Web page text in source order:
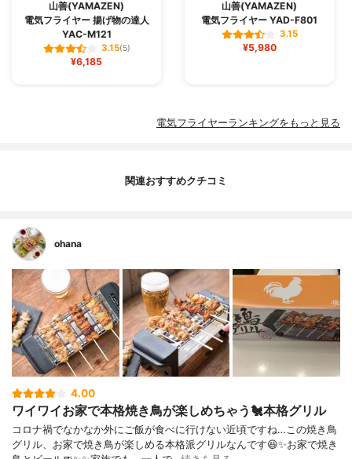
山善(YAMAZEN)
電気フライヤー 揚げ物の達人
YAC-M121
3.15(5)
¥6,185
山善(YAMAZEN)
電気フライヤー YAD-F801
3.15
¥5,980
電気フライヤーランキングをもっと見る
関連おすすめクチコミ
ohana
4.00
ワイワイお家で本格焼き鳥が楽しめちゃう🐔本格グリル
コロナ禍でなかなか外にご飯が食べに行けない近頃ですね…この焼き鳥
グリル、お家で焼き鳥が楽しめる本格派グリルなんです😆✨お家で焼き